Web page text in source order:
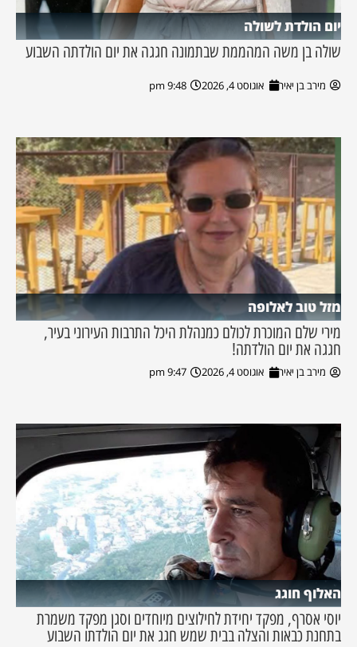
יום הולדת לשולה
שולה בן משה המהממת שבתמונה חגגה את יום הולדתה השבוע
מירב בן יאיר אוגוסט 4, 2026 9:48 pm
מזל טוב לאלופה
מירי שלם המוכרת לכולם כמנהלת היכל התרבות העירוני בעיר,
חגגה את יום הולדתה!
מירב בן יאיר אוגוסט 4, 2026 9:47 pm
האלוף חוגג
יוסי אסרף, מפקד יחידת לחילוצים מיוחדים וסגן מפקד משמרת
בתחנת כבאות והצלה בבית שמש חגג את יום הולדתו השבוע